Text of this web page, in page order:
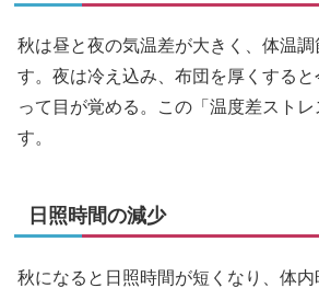
秋は昼と夜の気温差が大きく、体温調
す。夜は冷え込み、布団を厚くする
って目が覚める。この「温度差スト
す。
日照時間の減少
秋になると日照時間が短くなり、体内